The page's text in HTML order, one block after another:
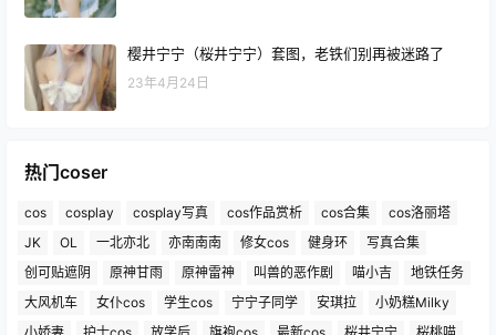
樱井宁宁（桜井宁宁）套图，老铁们别再被迷路了
23年4月24日
热门coser
cos cosplay cosplay写真 cos作品赏析 cos合集
cos洛丽塔
JK
OL 一北亦北 亦南南南 修女cos 健身环
写真合集
创可贴遮阴
原神甘雨 原神雷神 叫兽的恶作剧 喵小吉
地铁任务
大风机车
女仆cos 学生cos 宁宁子同学 安琪拉
小奶糕Milky